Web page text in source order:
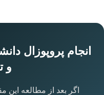
انجام پروپوزال
و
اگر بعد از مطالعه این